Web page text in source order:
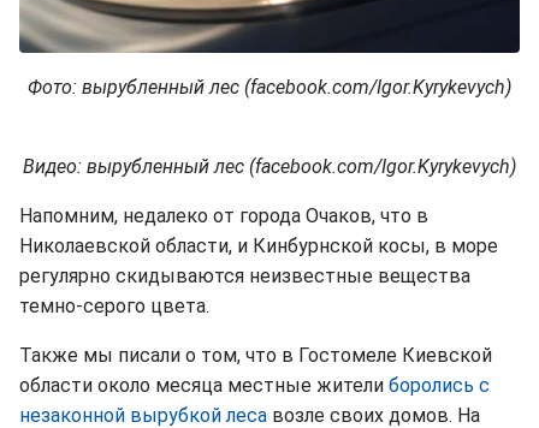
Фото: вырубленный лес (facebook.com/Igor.Kyrykevych)
Видео: вырубленный лес (facebook.com/Igor.Kyrykevych)
Напомним, недалеко от города Очаков, что в
Николаевской области, и Кинбурнской косы, в море
регулярно скидываются неизвестные вещества
темно-серого цвета.
Также мы писали о том, что в Гостомеле Киевской
области около месяца местные жители боролись с
незаконной вырубкой леса возле своих домов. На